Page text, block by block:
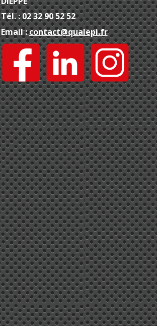
Tél. : 02 32 90 52 52
Email :contact@qualepi.fr